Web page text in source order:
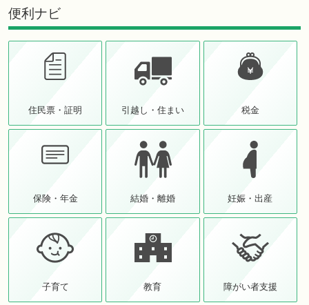
便利ナビ
住民票・証明 引越し・住まい 税金
保険・年金 結婚・離婚 妊娠・出産
子育て 教育 障がい者支援